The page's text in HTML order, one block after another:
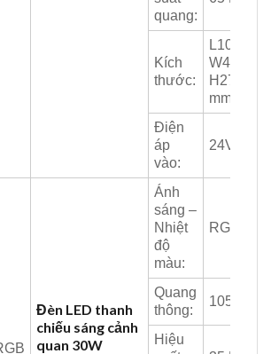
quang:
Kích
thước:
L1000 x
W45 x
H27.5
mm
Điện
áp
vào:
24V
Đèn LED thanh
chiếu sáng cảnh
quan 30W
Ánh
sáng –
Nhiệt
độ
màu:
RGB
Quang
thông:
1050 Lm
Hiệu